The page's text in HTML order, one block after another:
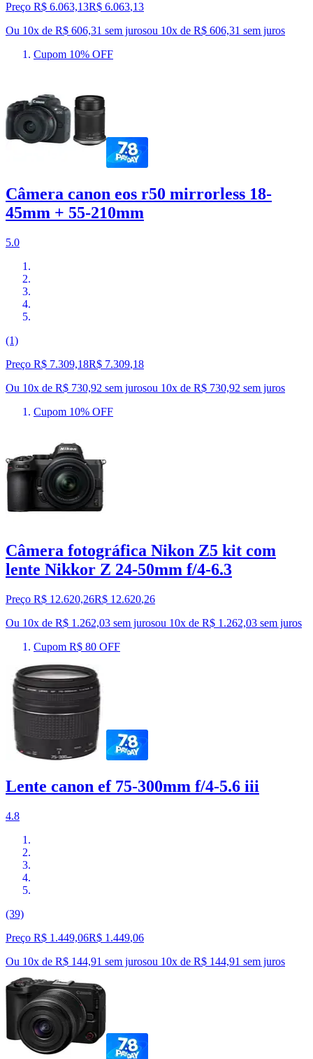
Preço R$ 6.063,13R$ 6.063,13
Ou 10x de R$ 606,31 sem jurosou 10x de R$ 606,31 sem juros
Cupom 10% OFF
Câmera canon eos r50 mirrorless 18-
45mm + 55-210mm
5.0
(1)
Preço R$ 7.309,18R$ 7.309,18
Ou 10x de R$ 730,92 sem jurosou 10x de R$ 730,92 sem juros
Cupom 10% OFF
Câmera fotográfica Nikon Z5 kit com
lente Nikkor Z 24-50mm f/4-6.3
Preço R$ 12.620,26R$ 12.620,26
Ou 10x de R$ 1.262,03 sem jurosou 10x de R$ 1.262,03 sem juros
Cupom R$ 80 OFF
Lente canon ef 75-300mm f/4-5.6 iii
4.8
(39)
Preço R$ 1.449,06R$ 1.449,06
Ou 10x de R$ 144,91 sem jurosou 10x de R$ 144,91 sem juros